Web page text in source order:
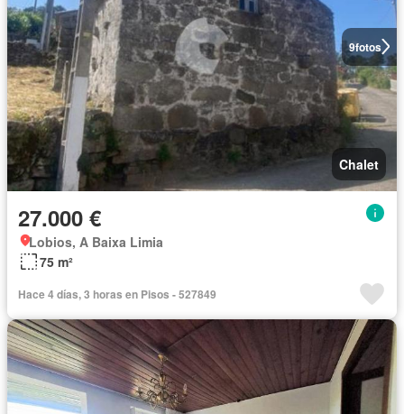
9fotos
Chalet
27.000 €
Lobios, A Baixa Limia
75 m²
Hace 4 días, 3 horas en Pisos - 527849